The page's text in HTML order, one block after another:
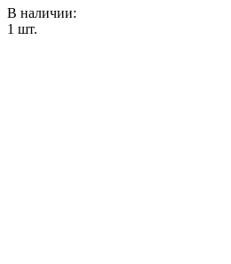
В наличии:
1 шт.